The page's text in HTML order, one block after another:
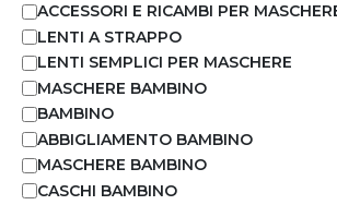
ACCESSORI E RICAMBI PER
LENTI A STRAPPO
LENTI SEMPLICI PER MASCHERE
MASCHERE BAMBINO
BAMBINO
ABBIGLIAMENTO BAMBINO
MASCHERE BAMBINO
CASCHI BAMBINO